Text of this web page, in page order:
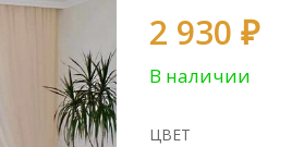
2 930 ₽
В наличии
ЦВЕТ